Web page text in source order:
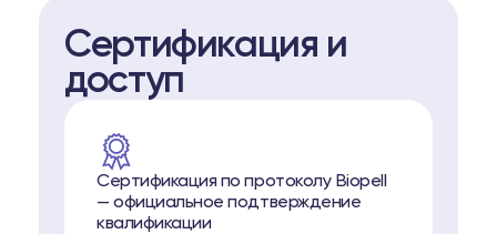
Сертификация и
доступ
Сертификация по протоколу Biopell
— официальное подтверждение
квалификации